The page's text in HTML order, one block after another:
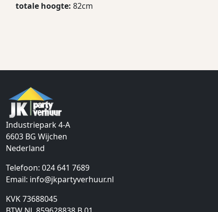
totale hoogte: 82cm
Industriepark 4-A
6603 BG Wijchen
Nederland
Telefoon: 024 641 7689
Email: info@jkpartyverhuur.nl
KVK 73688045